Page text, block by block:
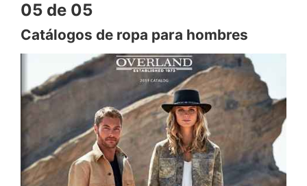
05 de 05
Catálogos de ropa para hombres